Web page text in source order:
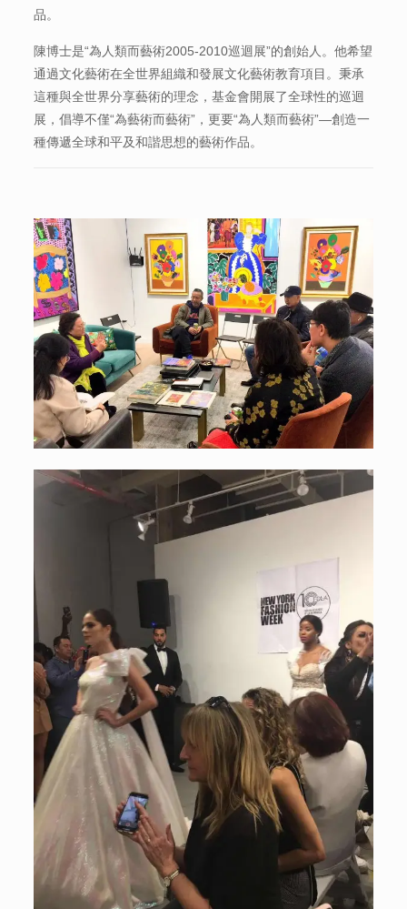
品。
陳博士是“為人類而藝術2005-2010巡迴展”的創始人。他希望
通過文化藝術在全世界組織和發展文化藝術教育項目。秉承
這種與全世界分享藝術的理念，基金會開展了全球性的巡迴
展，倡導不僅“為藝術而藝術”，更要“為人類而藝術”—創造一
種傳遞全球和平及和諧思想的藝術作品。